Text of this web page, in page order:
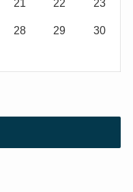
21 22 23
28 29 30